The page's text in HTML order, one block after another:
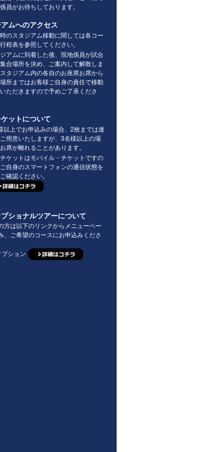
員がお待ちしております。
ムへのアクセス
のスタジアム移動に関しては各コー
程表を参照してください。
アムに到着した後、現地係員が試合
合場所を決め、ご案内して解散しま
タジアム内の各自のお座席お席から
所まではお客様ご自身の責任で移動
ただきますので予めご了承くださ
ットについて
以上でお申込みの場合、2枚までは連
用意いたしますが、3名様以上の場
席が離れることがあります。
ケットはモバイル・チケットですの
自身のスマートフォンの通信状態を
確認ください。
ショナルツアーについて
方は以下のリンクからメニューペー
、ご希望のコースにお申込みくださ
ション